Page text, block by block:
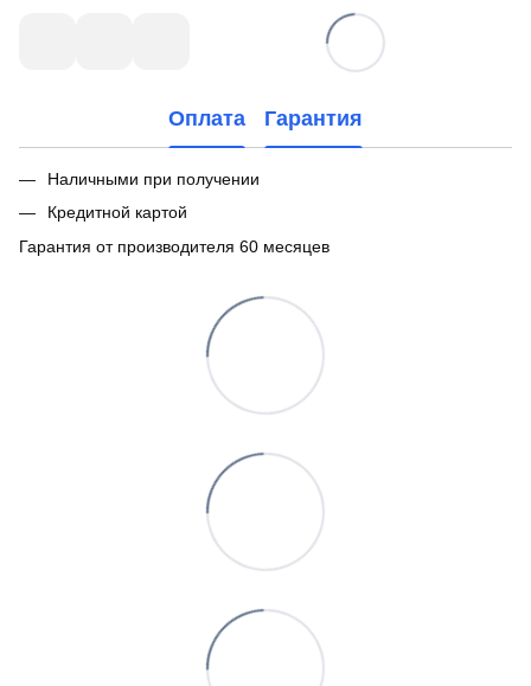
Оплата Гарантия
Наличными при получении
Кредитной картой
Гарантия от производителя 60 месяцев